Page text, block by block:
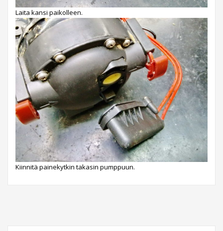
Laita kansi paikolleen.
Kiinnitä painekytkin takasin pumppuun.